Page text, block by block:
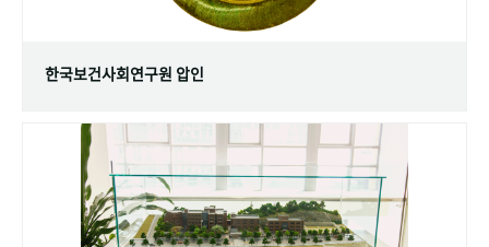
한국보건사회연구원 압인